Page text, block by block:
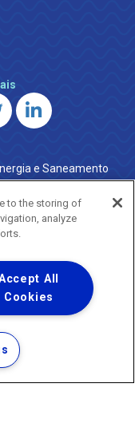
e Saneamento
·
Direitos Reservados.
Aplicativos
de Dados
to the storing of
analyze
All
Cookies